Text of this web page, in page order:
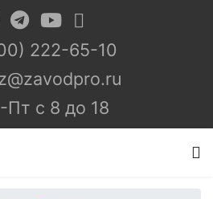
222-65-10
Пт с 8 до 18